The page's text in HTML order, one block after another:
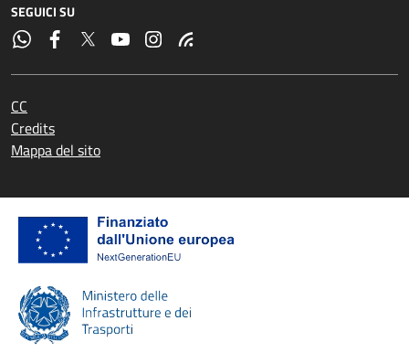
SEGUICI SU
CC
Credits
Mappa del sito